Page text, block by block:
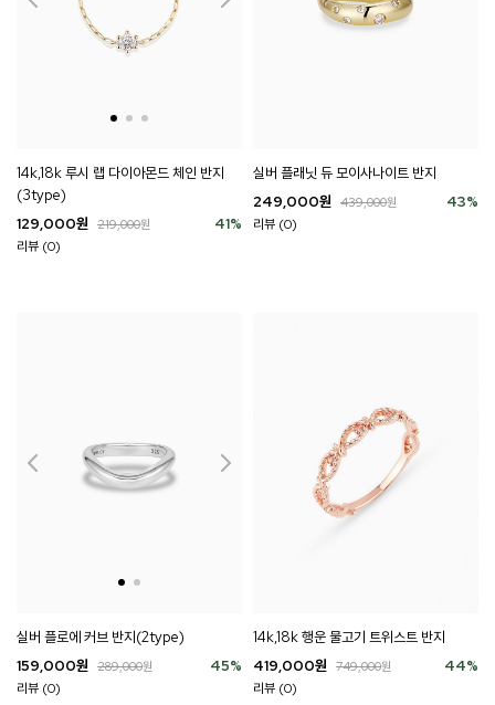
14k,18k 루시 랩 다이아몬드 체인 반지
(3type)
41%
129,000원 219,000원
리뷰 (0)
실버 플래닛 듀 모이사나이트 반지
43%
249,000원 439,000원
리뷰 (0)
실버 플로에 커브 반지(2type)
45%
159,000원 289,000원
리뷰 (0)
14k,18k 행운 물고기 트위스트 반지
44%
419,000원 749,000원
리뷰 (0)